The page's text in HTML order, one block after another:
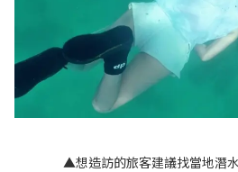
▲想造訪的旅客建議找當地潛